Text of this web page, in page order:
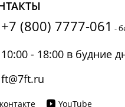
+7 (800) 7777-061 -
10:00 - 18:00 в будние
ft@7ft.ru
YouTube